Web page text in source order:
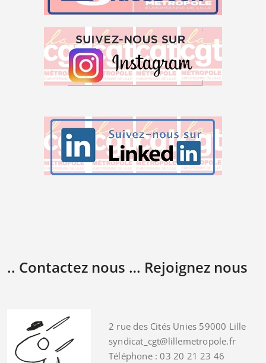
.. Contactez nous … Rejoignez nous
2 rue des Cités Unies 59000 Lille
syndicat_cgt@lillemetropole.fr
Téléphone : 03 20 21 23 46